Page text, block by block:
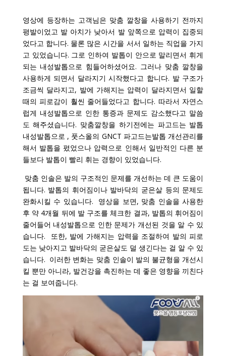
영상에 등장하는 고객님은 맞춤 깔창을 사용하기 전까지
평발이었고 발 아치가 낮아서 발 앞쪽으로 압력이 집중되
었다고 합니다. 물론 많은 시간을 서서 일하는 직업을 가지
고 있었습니다. 그로 인하여 발톱이 안으로 말리면서 휘게
되는 내성발톱으로 힘들어하셨어요. 그러나 맞춤 깔창을
사용하게 되면서 달라지기 시작했다고 합니다. 발 구조가
조금씩 달라지고, 발에 가해지는 압력이 달라지면서 일할
때의 피로감이 훨씬 줄어들었다고 합니다. 따라서 자연스
럽게 내성발톱으로 인한 통증과 문제도 감소했다고 말씀
도 해주셨습니다. 맞춤깔창을 하기전에는 파고드는 발톱
내성발톱으로 , 풋스올의 GNCT 파고드는발톱 개선관리를
해서 발톱을 폈었으나 압력으로 인해서 일반적인 다른 분
들보다 발톱이 빨리 휘는 경향이 있었습니다.
맞춤 인솔은 발의 구조적인 문제를 개선하는 데 큰 도움이
됩니다. 발톱의 휘어짐이나 발바닥의 굳은살 등의 문제도
완화시킬 수 있습니다. 영상을 보면, 맞춤 인솔을 사용한
후 약 4개월 뒤에 발 구조를 체크한 결과, 발톱의 휘어짐이
줄어들어 내성발톱으로 인한 문제가 개선된 것을 알 수 있
습니다. 또한, 발에 가해지는 압력을 조절하여 발의 피로
도는 낮아지고 발바닥의 굳은살도 덜 생긴다는 걸 알 수 있
습니다. 이러한 변화는 맞춤 인솔이 발의 불균형을 개선시
킬 뿐만 아니라, 발건강을 촉진하는 데 좋은 영향을 끼친다
는 걸 보여줍니다.